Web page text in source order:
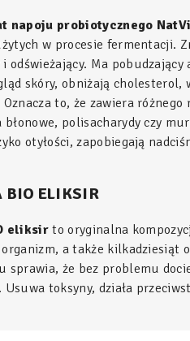
napoju probiotycznego
w procesie fermentacji.
odświeżający. Ma
skóry, obniżają
to, że zawiera
błonowe, polisacharydy czy
otyłości, zapobiegają
BIO ELIKSIR
eliksir to oryginalna
organizm, a także kilkadziesiąt
sprawia, że bez problemu
Usuwa toksyny, działa